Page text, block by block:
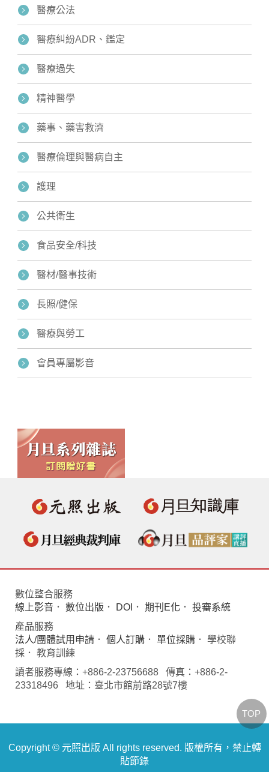
醫療公法
醫療糾紛ADR、鑑定
醫療過失
精神醫學
藥事、藥害救濟
醫療倫理與醫病自主
護理
公共衛生
食品安全/科技
醫材/醫事技術
長照/健保
醫療與勞工
會員專屬影音
數位整合服務
線上影音 ． 數位出版 ． DOI ． 期刊E化 ． 投審系統
產品服務
法人/團體試用申請 ． 個人訂購 ． 單位採購 ． 學校聯
採． 教育訓練
讀者服務專線：+886-2-23756688 傳真：+886-2-
23318496 地址：臺北市館前路28號7樓
Copyright © 元照出版 All rights reserved. 版權所有，禁止轉
貼節錄
TOP